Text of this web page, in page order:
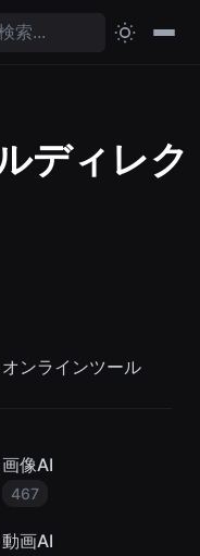
ディレク
オンラインツール
画像AI
467
動画AI